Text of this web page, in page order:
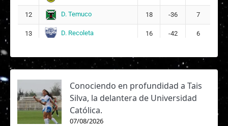
12 D. Temuco 18 -36 7
13 D. Recoleta 16 -42 6
Conociendo en profundidad a Tais
Silva, la delantera de Universidad
Católica.
07/08/2026